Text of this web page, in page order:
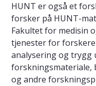
HUNT er også et
forsker på HUNT-
Fakultet for medisin
tjenester for
analysering og trygg
forskningsmateriale,
og andre